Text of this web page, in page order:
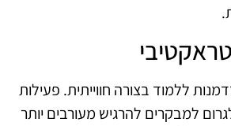
ללמוד בצורה חווייתית. פעילות
למבקרים להרגיש מעורבים יותר